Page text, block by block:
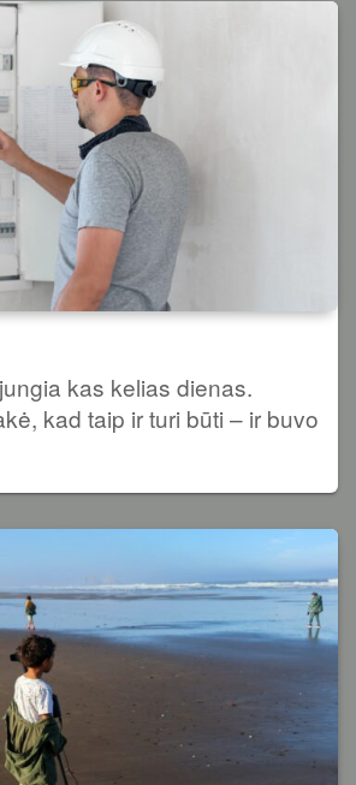
kas kelias dienas.
kad taip ir turi būti – ir buvo